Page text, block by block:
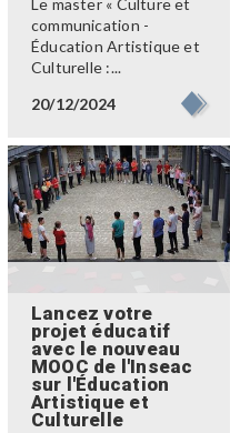
Le master « Culture et
communication -
Éducation Artistique et
Culturelle :...
20/12/2024
Lancez votre
projet éducatif
avec le nouveau
MOOC de l'Inseac
sur l'Éducation
Artistique et
Culturelle